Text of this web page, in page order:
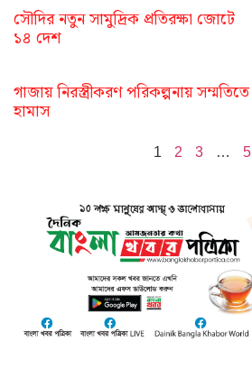
সৌদির নতুন সামুদ্রিক প্রতিরক্ষা জোটে
১৪ দেশ
গাজায় নিরস্ত্রীকরণ পরিকল্পনায় সম্মতিতে
হামাস
1 2 3 … 5